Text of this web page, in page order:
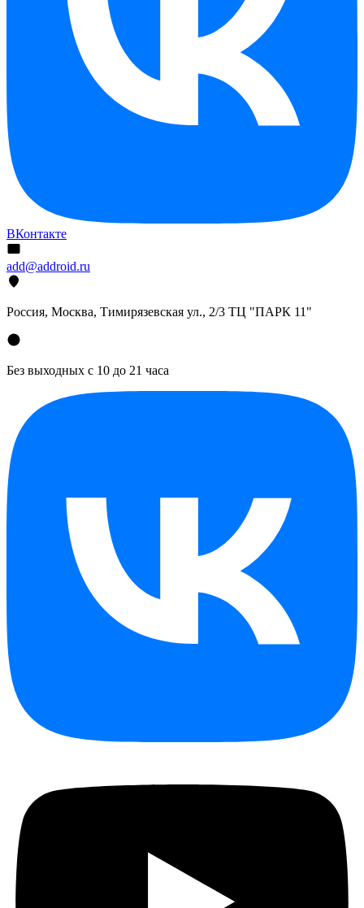
ВКонтакте
add@addroid.ru
Россия, Москва, Тимирязевская ул., 2/3 ТЦ "ПАРК 11"
Без выходных с 10 до 21 часа